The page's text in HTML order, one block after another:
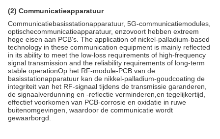
(2) Communicatieapparatuur
Communicatiebasisstationapparatuur, 5G-communicatiemodules,
optischecommunicatieapparatuur, enzovoort hebben extreem
hoge eisen aan PCB's. The application of nickel-palladium-based
technology in these communication equipment is mainly reflected
in its ability to meet the low-loss requirements of high-frequency
signal transmission and the reliability requirements of long-term
stable operationOp het RF-module-PCB van de
basisstationapparatuur kan de nikkel-palladium-goudcoating de
integriteit van het RF-signaal tijdens de transmissie garanderen,
de signaalverdunning en -reflectie verminderen,en tegelijkertijd,
effectief voorkomen van PCB-corrosie en oxidatie in ruwe
buitenomgevingen, waardoor de communicatie wordt
gewaarborgd.